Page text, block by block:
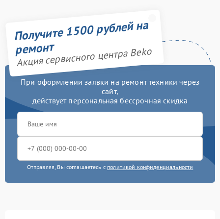
Получите 1500 рублей на
ремонт
Акция сервисного центра Beko
При оформлении заявки на ремонт техники через
сайт,
действует персональная бессрочная скидка
Отправляя, Вы соглашаетесь с политикой конфиденциальности